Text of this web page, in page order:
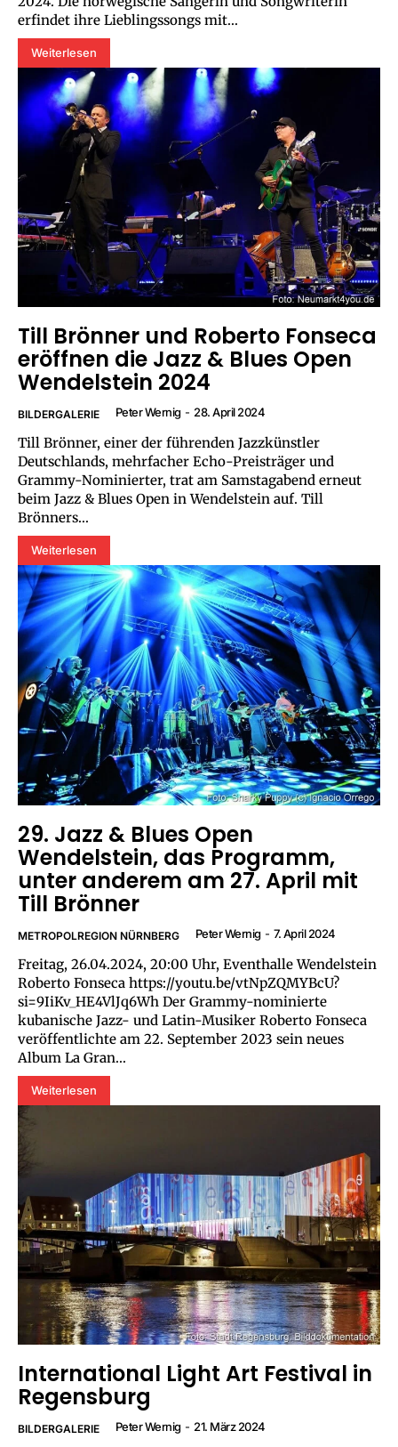
erfindet ihre Lieblingssongs mit...
Weiterlesen
Till Brönner und Roberto Fonseca
eröffnen die Jazz & Blues Open
Wendelstein 2024
BILDERGALERIE Peter Wernig - 28. April 2024
Till Brönner, einer der führenden Jazzkünstler
Deutschlands, mehrfacher Echo-Preisträger und
Grammy-Nominierter, trat am Samstagabend erneut
beim Jazz & Blues Open in Wendelstein auf. Till
Brönners...
Weiterlesen
29. Jazz & Blues Open
Wendelstein, das Programm,
unter anderem am 27. April mit
Till Brönner
METROPOLREGION NÜRNBERG Peter Wernig - 7. April 2024
Freitag, 26.04.2024, 20:00 Uhr, Eventhalle Wendelstein
Roberto Fonseca https://youtu.be/vtNpZQMYBcU?
si=9IiKv_HE4VlJq6Wh Der Grammy-nominierte
kubanische Jazz- und Latin-Musiker Roberto Fonseca
veröffentlichte am 22. September 2023 sein neues
Album La Gran...
Weiterlesen
International Light Art Festival in
Regensburg
BILDERGALERIE Peter Wernig - 21. März 2024